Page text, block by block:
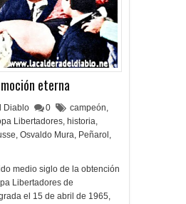
eterna
Diablo 0 campeón,
Libertadores, historia,
, Osvaldo Mura, Peñarol ,
medio siglo de la obtención
Libertadores de
el 15 de abril de 1965,